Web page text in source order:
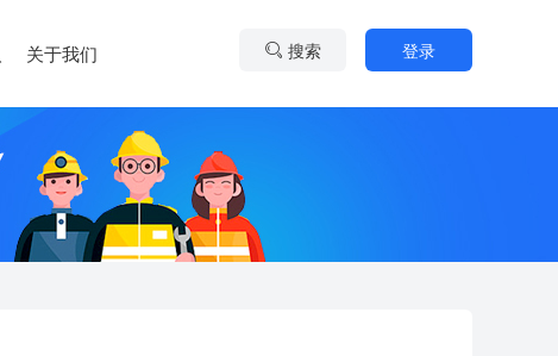
关于我们 搜索 登录